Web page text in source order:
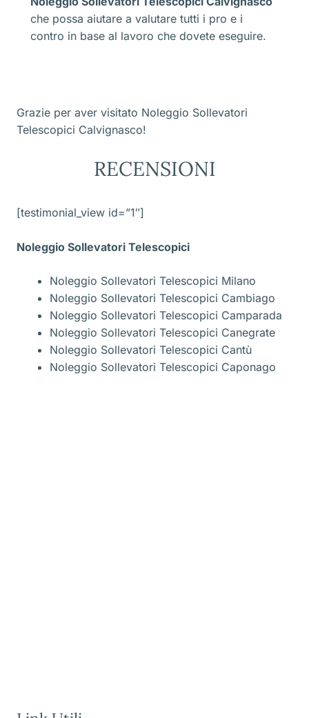
che possa aiutare a valutare tutti i pro e i
contro in base al lavoro che dovete eseguire.
Grazie per aver visitato Noleggio Sollevatori
Telescopici Calvignasco!
RECENSIONI
[testimonial_view id=”1″]
Noleggio Sollevatori Telescopici
Noleggio Sollevatori Telescopici Milano
Noleggio Sollevatori Telescopici Cambiago
Noleggio Sollevatori Telescopici Camparada
Noleggio Sollevatori Telescopici Canegrate
Noleggio Sollevatori Telescopici Cantù
Noleggio Sollevatori Telescopici Caponago